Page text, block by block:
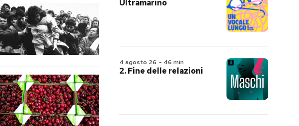
Ultramarino
4 agosto 26 - 46 min
2. Fine delle relazioni